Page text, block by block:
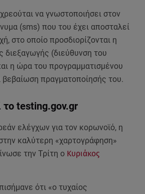
να γνωστοποιήσει στον
(sms) που του έχει αποσταλεί
στο οποίο προσδιορίζονται η
διεξαγωγής (διεύθυνση του
η ώρα του προγραμματισμένου
πραγματοποίησής του.
το testing.gov.gr
ελέγχων για τον κορωνοϊό, η
καλύτερη «χαρτογράφηση»
την Τρίτη ο Κυριάκος
ότι «ο τυχαίος